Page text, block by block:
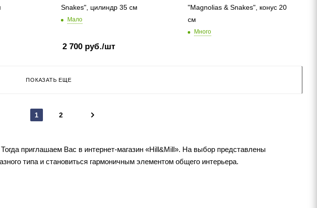
Snakes", цилиндр 35 см
Мало
2 700 руб./шт
"Magnolias & Snakes", конус 20
см
Много
ПОКАЗАТЬ ЕЩЕ
1 2
приглашаем Вас в интернет-магазин «Hill&Mill». На выбор представлены
типа и становиться гармоничным элементом общего интерьера.